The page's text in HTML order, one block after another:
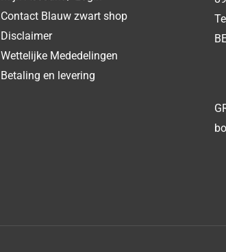
Contact Blauw zwart shop
Disclaimer
Wettelijke Mededelingen
Betaling en levering